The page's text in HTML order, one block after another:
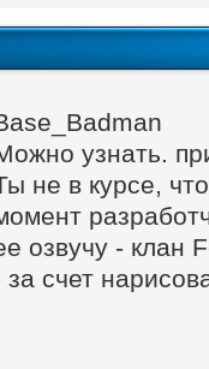
узнать.
не в курсе,
озвучу - клан
за счет